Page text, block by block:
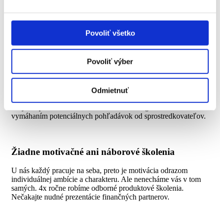
Povoliť všetko
Povoliť výber
Odmietnuť
Praktická právna podpora
vopred. Sledujeme nové zákony a upravujeme dokumenty,
ktoré používate každý deň. Dôležité témy komunikujeme a
snažíme sa o to, aby ste boli neustále blízko diania na trhu.
vymáhaním potenciálnych pohľadávok od sprostredkovateľov.
Žiadne motivačné ani náborové školenia
U nás každý pracuje na seba, preto je motivácia odrazom
individuálnej ambície a charakteru. Ale nenecháme vás v tom
samých. 4x ročne robíme odborné produktové školenia.
Nečakajte nudné prezentácie finančných partnerov.